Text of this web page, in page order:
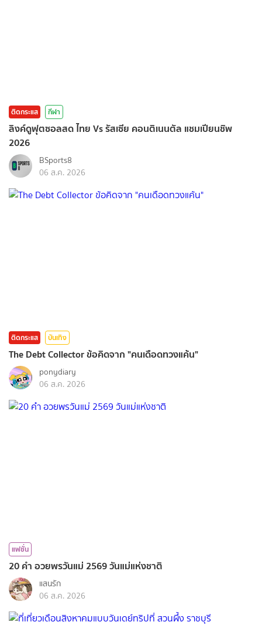
ติดกระแส กีฬา
ลิงค์ดูฟุตซอลสด ไทย Vs รัสเซีย คอนติเนนตัล แชมเปียนชิพ
2026
BSports8
06 ส.ค. 2026
ติดกระแส บันเทิง
The Debt Collector ข้อคิดจาก "คนเดือดทวงแค้น"
ponydiary
06 ส.ค. 2026
แฟชั่น
20 คำ อวยพรวันแม่ 2569 วันแม่แห่งชาติ
แสนรัก
06 ส.ค. 2026